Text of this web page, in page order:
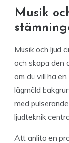
Musik
Musik och ljud
och skapa den
om du vill ha
lågmäld
med
ljudteknik
Att anlita en